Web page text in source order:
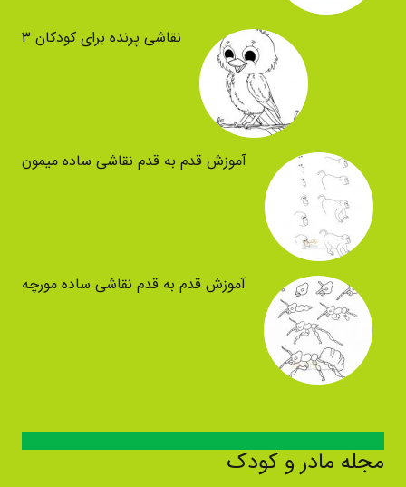
نقاشی پرنده برای کودکان ۳
آموزش قدم به قدم نقاشی ساده میمون
آموزش قدم به قدم نقاشی ساده مورچه
مجله مادر و کودک